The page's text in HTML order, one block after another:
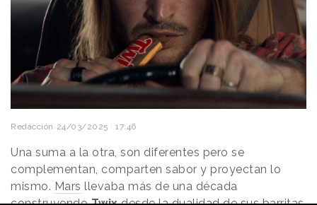
Redacción 24/03/2025 · 17:46
Una suma a la otra, son diferentes pero se
complementan, comparten sabor y proyectan lo
mismo. Mars llevaba más de una década